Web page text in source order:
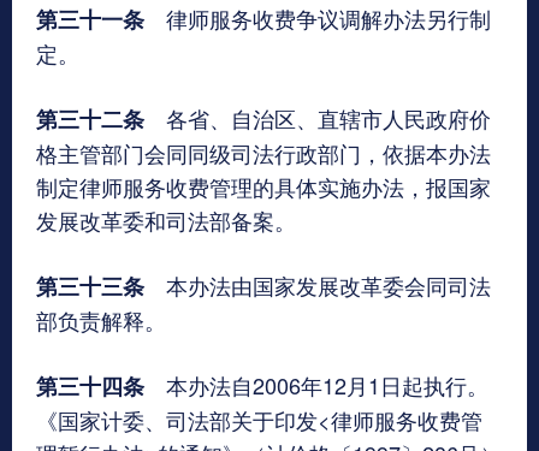
第三十一条 律师服务收费争议调解办法另行制
定。
第三十二条 各省、自治区、直辖市人民政府价
格主管部门会同同级司法行政部门，依据本办法
制定律师服务收费管理的具体实施办法，报国家
发展改革委和司法部备案。
第三十三条 本办法由国家发展改革委会同司法
部负责解释。
第三十四条 本办法自2006年12月1日起执行。
《国家计委、司法部关于印发<律师服务收费管